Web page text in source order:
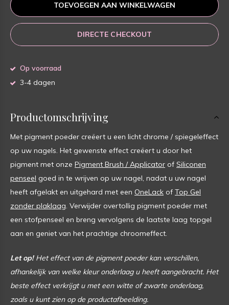
TOEVOEGEN AAN WINKELWAGEN
DIRECTE CHECKOUT
Op voorraad
3-4 dagen
Productomschrijving
Met pigment poeder creëert u een licht chrome / spiegeleffect
op uw nagels. Het gewenste effect creëert u door het
pigment met onze Pigment Brush / Applicator of Siliconen
penseel goed in te wrijven op uw nagel, nadat u uw nagel
heeft afgelakt en uitgehard met een OneLack of Top Gel
zonder plaklaag. Verwijder overtollig pigment poeder met
een stofpenseel en breng vervolgens de laatste laag topgel
aan en geniet van het prachtige chroomeffect.
Let op!Het effect van de pigment poeder kan verschillen,
afhankelijk van welke kleur onderlaag u heeft aangebracht. Het
beste effect verkrijgt u met een witte of zwarte onderlaag,
zoals u kunt zien op de productafbeelding.